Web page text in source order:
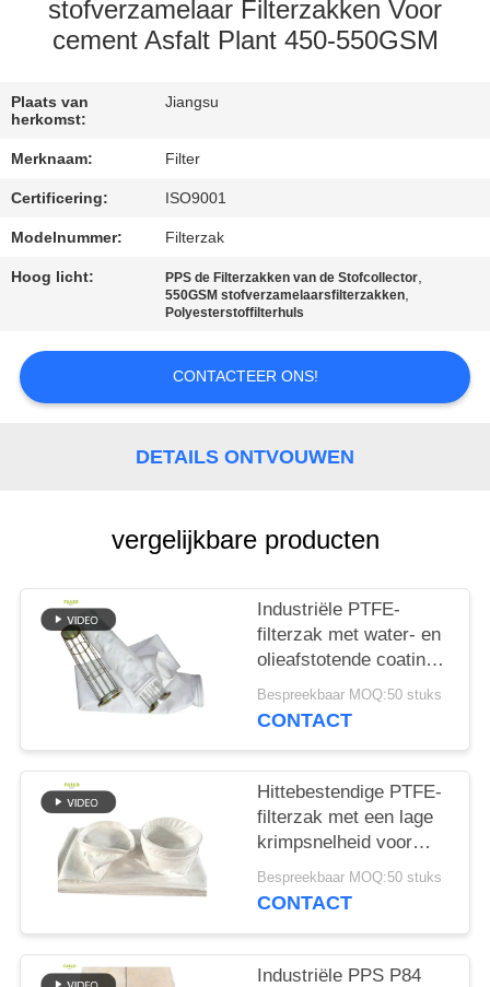
ONS
NIEUWS
OM EEN
CITAAT
PRIVACYBELEID
stofverzamelaar Filterzakken Voor
cement Asfalt Plant 450-550GSM
Plaats van
herkomst:
Jiangsu
Merknaam: Filter
Certificering: ISO9001
Modelnummer: Filterzak
Hoog licht: PPS de Filterzakken van de Stofcollector,
550GSM stofverzamelaarsfilterzakken,
Polyesterstoffilterhuls
CONTACTEER ONS!
DETAILS ONTVOUWEN
vergelijkbare producten
Industriële PTFE-
filterzak met water- en
olieafstotende coating
en hoge treksterkte
voor
Bespreekbaar MOQ:50 stuks
CONTACT
Hittebestendige PTFE-
filterzak met een lage
krimpsnelheid voor
asfaltmenginstallaties
en industriële
Bespreekbaar MOQ:50 stuks
CONTACT
Industriële PPS P84